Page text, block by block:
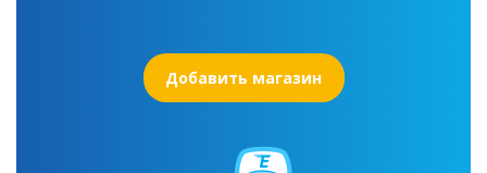
Добавить магазин